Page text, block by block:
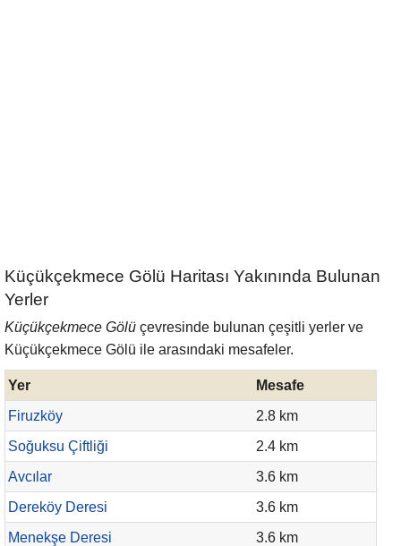
Küçükçekmece Gölü Haritası Yakınında Bulunan
Yerler
Küçükçekmece Gölü çevresinde bulunan çeşitli yerler ve
Küçükçekmece Gölü ile arasındaki mesafeler.
Yer
Mesafe
Firuzköy
2.8 km
Soğuksu Çiftliği
2.4 km
Avcılar
3.6 km
Dereköy Deresi
3.6 km
Menekşe Deresi
3.6 km